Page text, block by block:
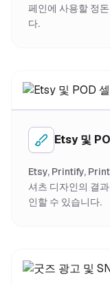
페인에 사용할 정
다.
Etsy 및
Etsy, Printify,
셔츠 디자인의 결
인할 수 있습니다.